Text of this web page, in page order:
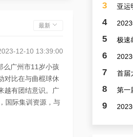
最新
12-10 13:39:00
么广州市11岁小孩
对比在与曲棍球休
越有团结意识。广
国际集训资源，与
3 亚运
4
5
6
7
8
9